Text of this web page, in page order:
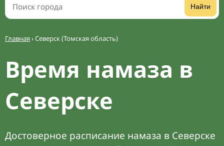
Найти
Главная›Северск (Томская область)
Время намаза в
Северске
Достоверное расписание намаза в Северске